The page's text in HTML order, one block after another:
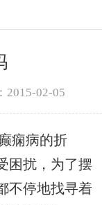
2015-02-05
痫病的折
困扰，为了摆
不停地找寻着